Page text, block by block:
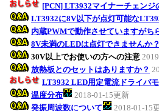
[PCN] LT3932マイナーチェンジ
LT3932に8V以下が点灯可能な
内蔵PWMで動作させていますがち
8V未満のLEDは点灯できませんか？
30V以上でお使いの方への注意
放熱板とのセットはありますか？
LT3932 LED用定電流ドライバ
温度分布
2018-01-15更新
発振周波数について
2018-01-15